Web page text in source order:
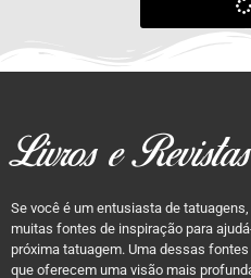
Livros e
Se você é um entusiasta de
muitas fontes de inspiração para
próxima tatuagem. Uma dessas
que oferecem uma visão mais